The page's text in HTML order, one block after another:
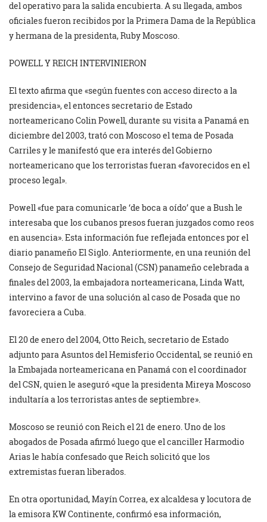
del operativo para la salida encubierta. A su llegada, ambos
oficiales fueron recibidos por la Primera Dama de la República
y hermana de la presidenta, Ruby Moscoso.
POWELL Y REICH INTERVINIERON
El texto afirma que «según fuentes con acceso directo a la
presidencia», el entonces secretario de Estado
norteamericano Colin Powell, durante su visita a Panamá en
diciembre del 2003, trató con Moscoso el tema de Posada
Carriles y le manifestó que era interés del Gobierno
norteamericano que los terroristas fueran «favorecidos en el
proceso legal».
Powell «fue para comunicarle ‘de boca a oído’ que a Bush le
interesaba que los cubanos presos fueran juzgados como reos
en ausencia». Esta información fue reflejada entonces por el
diario panameño El Siglo. Anteriormente, en una reunión del
Consejo de Seguridad Nacional (CSN) panameño celebrada a
finales del 2003, la embajadora norteamericana, Linda Watt,
intervino a favor de una solución al caso de Posada que no
favoreciera a Cuba.
El 20 de enero del 2004, Otto Reich, secretario de Estado
adjunto para Asuntos del Hemisferio Occidental, se reunió en
la Embajada norteamericana en Panamá con el coordinador
del CSN, quien le aseguró «que la presidenta Mireya Moscoso
indultaría a los terroristas antes de septiembre».
Moscoso se reunió con Reich el 21 de enero. Uno de los
abogados de Posada afirmó luego que el canciller Harmodio
Arias le había confesado que Reich solicitó que los
extremistas fueran liberados.
En otra oportunidad, Mayín Correa, ex alcaldesa y locutora de
la emisora KW Continente, confirmó esa información,